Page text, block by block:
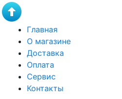
Главная
О магазине
Доставка
Оплата
Сервис
Контакты